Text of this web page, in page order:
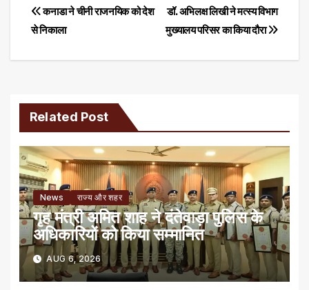
Post
navigation
डॉ. अभिलक्ष लिखी ने मत्स्य विभाग
मुख्यालय परिसर का किया दौरा
कनाडा ने चीनी राजनयिक को देश
से निकाला
Related Post
News राज्य और शहर
गृह मंत्री अमित शाह ने दंतेवाड़ा पुलिस के
अधिकारियों को किया सम्मानित
AUG 6, 2026